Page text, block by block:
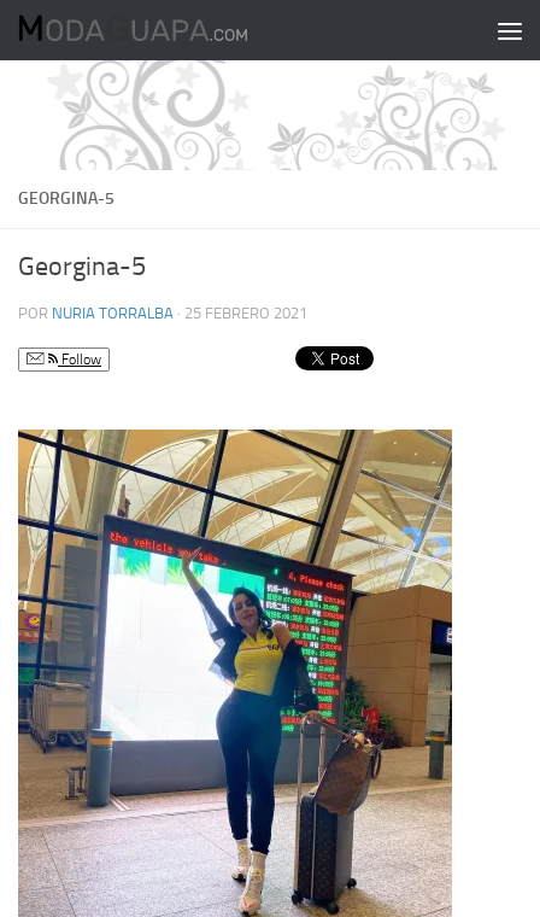
Saltar al contenido
GEORGINA-5
Georgina-5
POR NURIA TORRALBA · 25 FEBRERO 2021
Follow